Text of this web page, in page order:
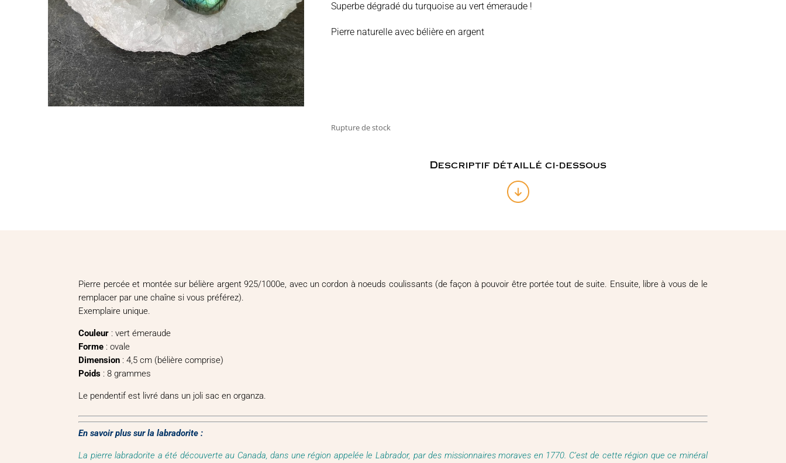
Superbe dégradé du turquoise au vert émeraude !
Pierre naturelle avec bélière en argent
Rupture de stock
Descriptif détaillé ci-dessous
Pierre percée et montée sur bélière argent 925/1000e, avec un cordon à noeuds coulissants (de façon à pouvoir être portée tout de suite. Ensuite, libre à vous de le
remplacer par une chaîne si vous préférez).
Exemplaire unique.
Couleur : vert émeraude
Forme : ovale
Dimension : 4,5 cm (bélière comprise)
Poids : 8 grammes
Le pendentif est livré dans un joli sac en organza.
En savoir plus sur la labradorite :
La pierre labradorite a été découverte au Canada, dans une région appelée le Labrador, par des missionnaires moraves en 1770. C’est de cette région que ce minéral